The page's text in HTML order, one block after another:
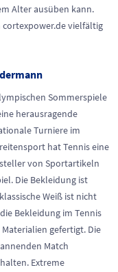
Alter ausüben kann.
vielfältig
Sommerspiele
herausragende
Turniere im
hat Tennis eine
von Sportartikeln
Die Bekleidung ist
Weiß ist nicht
Bekleidung im Tennis
gefertigt. Die
Match
Extreme